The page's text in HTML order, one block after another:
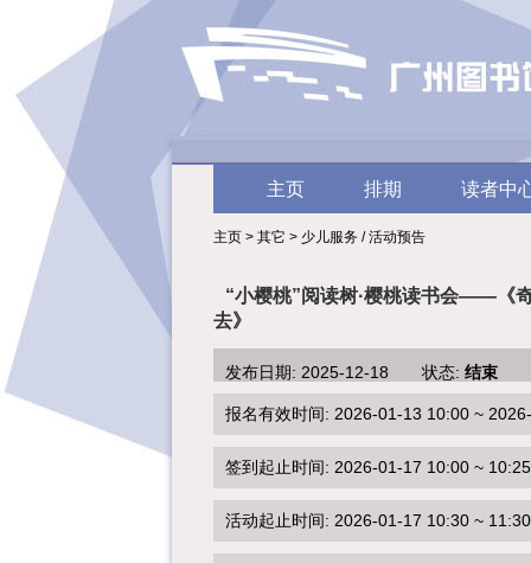
主页 排期 读者中
主页 > 其它 > 少儿服务 / 活动预告
“小樱桃”阅读树·樱桃读书会——《
去》
发布日期: 2025-12-18 状态: 结束
报名有效时间: 2026-01-13 10:00 ~
签到起止时间: 2026-01-17 10:00 ~ 10:25
活动起止时间: 2026-01-17 10:30 ~ 11:30